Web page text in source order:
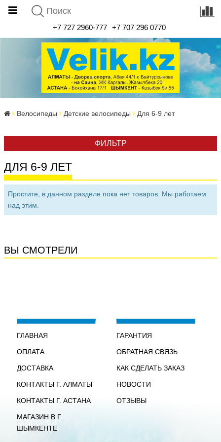
+7 727 2960-777 +7 707 296 0770
Велосипеды Детские велосипеды Для 6-9 лет
ФИЛЬТР
ДЛЯ 6-9 ЛЕТ
Простите, в данном разделе пока нет товаров. Мы работаем
над этим.
ВЫ СМОТРЕЛИ
ГЛАВНАЯ
ОПЛАТА
ДОСТАВКА
КОНТАКТЫ Г. АЛМАТЫ
КОНТАКТЫ Г. АСТАНА
МАГАЗИН В Г.
ШЫМКЕНТЕ
ГАРАНТИЯ
ОБРАТНАЯ СВЯЗЬ
КАК СДЕЛАТЬ ЗАКАЗ
НОВОСТИ
ОТЗЫВЫ